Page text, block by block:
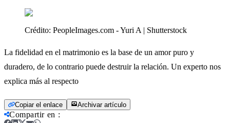
Crédito: PeopleImages.com - Yuri A | Shutterstock
La fidelidad en el matrimonio es la base de un amor puro y
duradero, de lo contrario puede destruir la relación. Un experto nos
explica más al respecto
Copiar el enlace Archivar artículo
Compartir en :